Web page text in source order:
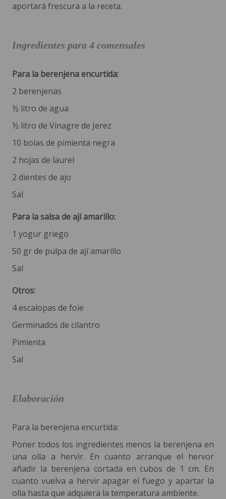
aportará frescura a la receta.
Ingredientes para 4 comensales
Para la berenjena encurtida:
2 berenjenas
½ litro de agua
½ litro de Vinagre de Jerez
10 bolas de pimienta negra
2 hojas de laurel
2 dientes de ajo
Sal
Para la salsa de ají amarillo:
1 yogur griego
50 gr de pulpa de ají amarillo
Sal
Otros:
4 escalopas de foie
Germinados de cilantro
Pimienta
Sal
Elaboración
Para la berenjena encurtida:
Poner todos los ingredientes menos la berenjena en
una olla a hervir. En cuanto arranque el hervor
añadir la berenjena cortada en cubos de 1 cm. En
cuanto vuelva a hervir apagar el fuego y apartar la
olla hasta que adquiera la temperatura ambiente.